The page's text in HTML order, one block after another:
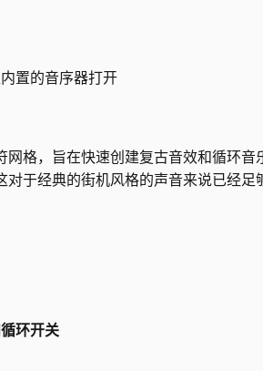
置的音序器打开
网格，旨在快速创建复古音效和循环
对于经典的街机风格的声音来说已经足
环开关